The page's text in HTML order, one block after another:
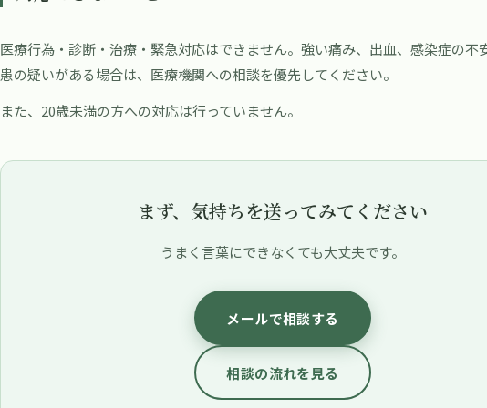
医療行為・診断・治療・緊急対応はできません。強い痛み、出血、感染症の不
患の疑いがある場合は、医療機関への相談を優先してください。
また、20歳未満の方への対応は行っていません。
まず、気持ちを送ってみてください
うまく言葉にできなくても大丈夫です。
メールで相談する
相談の流れを見る